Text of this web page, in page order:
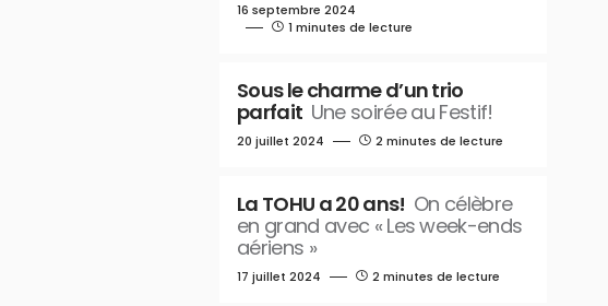
16 septembre 2024
1 minutes de lecture
Sous le charme d’un trio
parfait Une soirée au Festif!
20 juillet 2024 2 minutes de lecture
La TOHU a 20 ans! On célèbre
en grand avec « Les week-ends
aériens »
17 juillet 2024 2 minutes de lecture